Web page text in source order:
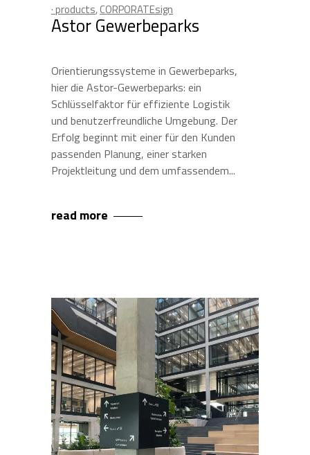
· products,CORPORATEsign
Astor Gewerbeparks
Orientierungssysteme in Gewerbeparks,
hier die Astor-Gewerbeparks: ein
Schlüsselfaktor für effiziente Logistik
und benutzerfreundliche Umgebung. Der
Erfolg beginnt mit einer für den Kunden
passenden Planung, einer starken
Projektleitung und dem umfassendem
read more